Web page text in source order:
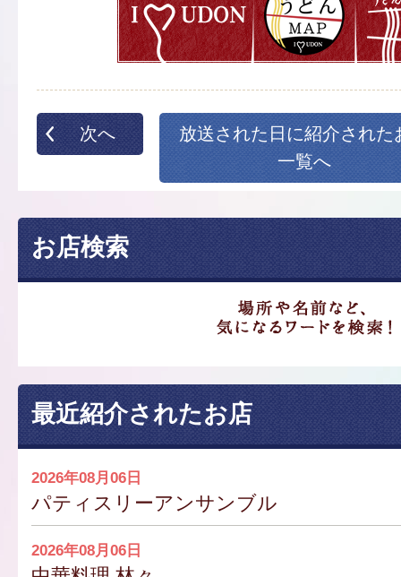
次へ
放送された日に紹介された
一覧へ
お店検索
最近紹介されたお店
2026年08月06日
パティスリーアンサンブル
2026年08月06日